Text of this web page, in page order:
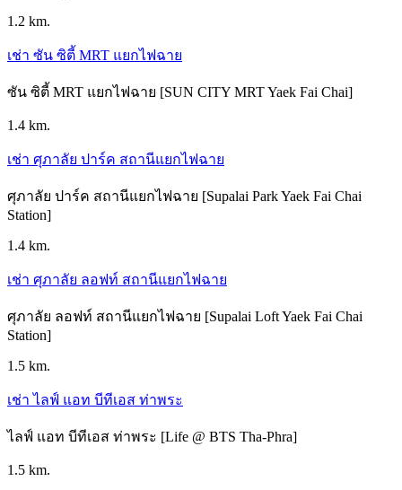
1.2 km.
เช่า ซัน ซิตี้ MRT แยกไฟฉาย
ซัน ซิตี้ MRT แยกไฟฉาย [SUN CITY MRT Yaek Fai Chai]
1.4 km.
เช่า ศุภาลัย ปาร์ค สถานีแยกไฟฉาย
ศุภาลัย ปาร์ค สถานีแยกไฟฉาย [Supalai Park Yaek Fai Chai
Station]
1.4 km.
เช่า ศุภาลัย ลอฟท์ สถานีแยกไฟฉาย
ศุภาลัย ลอฟท์ สถานีแยกไฟฉาย [Supalai Loft Yaek Fai Chai
Station]
1.5 km.
เช่า ไลฟ์ แอท บีทีเอส ท่าพระ
ไลฟ์ แอท บีทีเอส ท่าพระ [Life @ BTS Tha-Phra]
1.5 km.